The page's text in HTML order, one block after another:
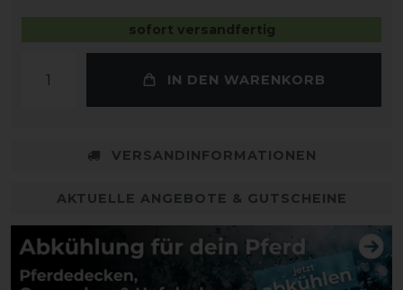
sofort versandfertig
IN DEN WARENKORB
VERSANDINFORMATIONEN
AKTUELLE ANGEBOTE & GUTSCHEINE